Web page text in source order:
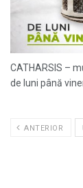
CATHARSIS –
de luni până
ANTERIOR